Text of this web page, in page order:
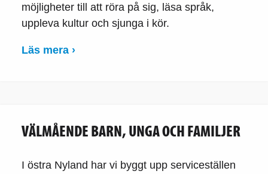
möjligheter till att röra på sig, läsa språk,
uppleva kultur och sjunga i kör.
Läs mera ›
VÄLMÅENDE BARN, UNGA OCH FAMILJER
I östra Nyland har vi byggt upp serviceställen